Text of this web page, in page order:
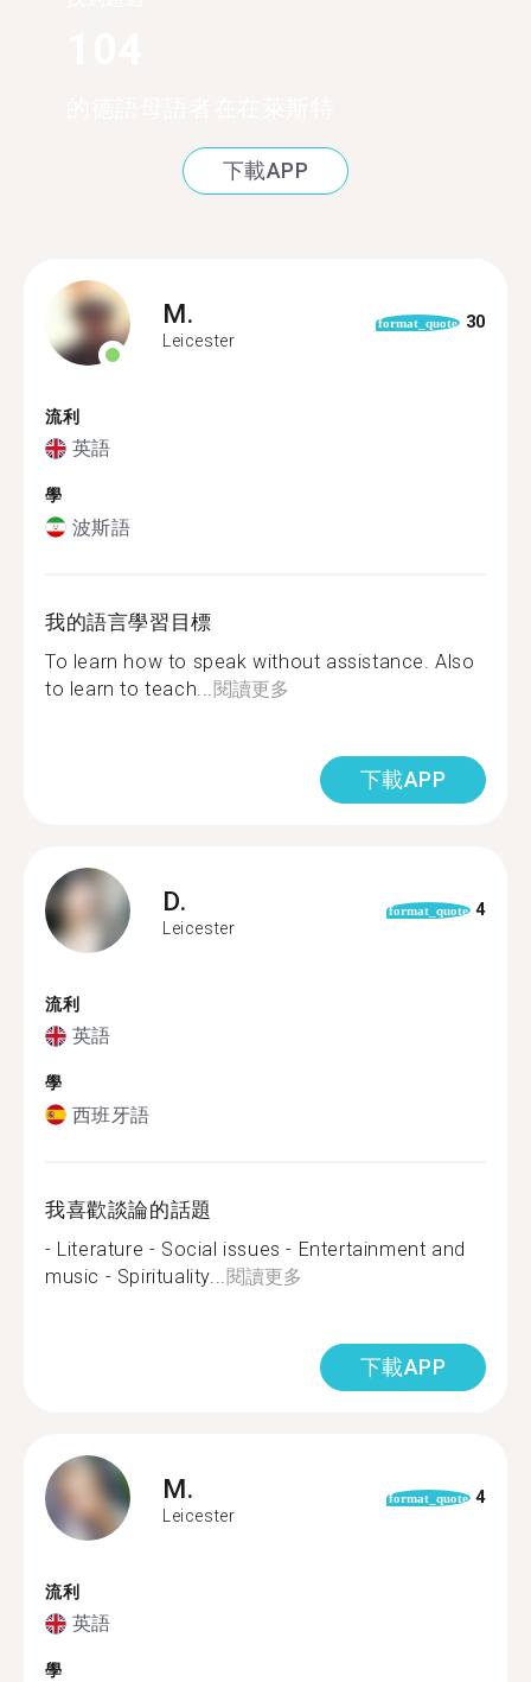
下載APP
M.
Leicester
format_quote 30
流利
英語
學
波斯語
我的語言學習目標
To learn how to speak without assistance. Also
to learn to teach... 閱讀更多
下載APP
D.
Leicester
format_quote 4
流利
英語
學
西班牙語
我喜歡談論的話題
- Literature - Social issues - Entertainment and
music - Spirituality... 閱讀更多
下載APP
M.
Leicester
format_quote 4
流利
英語
學